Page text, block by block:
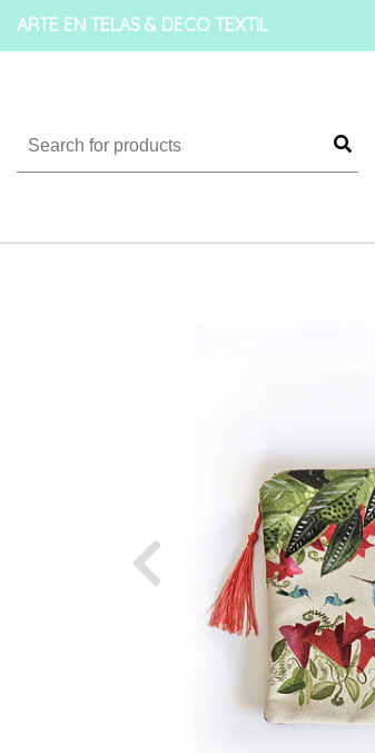
ARTE EN TELAS & DECO TEXTIL
Previous